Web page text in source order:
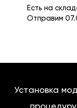
Есть на
Отправим
Установка